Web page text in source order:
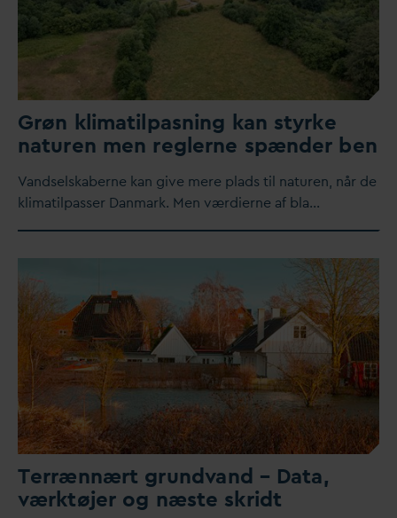
Grøn klimatilpasning kan styrke
naturen men reglerne spænder ben
Vandselskaberne kan give mere plads til naturen, når de
klimatilpasser Danmark. Men værdierne af bla…
Terrænnært grundvand – Data,
værktøjer og næste skridt